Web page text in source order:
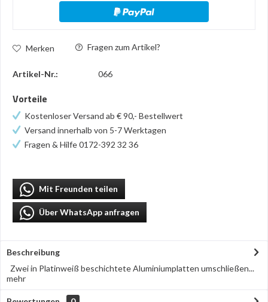
Merken Fragen zum Artikel?
Artikel-Nr.: 066
Vorteile
Kostenloser Versand ab € 90,- Bestellwert
Versand innerhalb von 5-7 Werktagen
Fragen & Hilfe 0172-392 32 36
Mit Freunden teilen
Über WhatsApp anfragen
Beschreibung
Zwei in Platinweiß beschichtete Aluminiumplatten umschließen...
mehr